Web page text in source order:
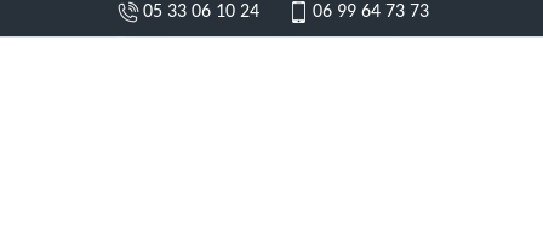
05 33 06 10 24 06 99 64 73 73